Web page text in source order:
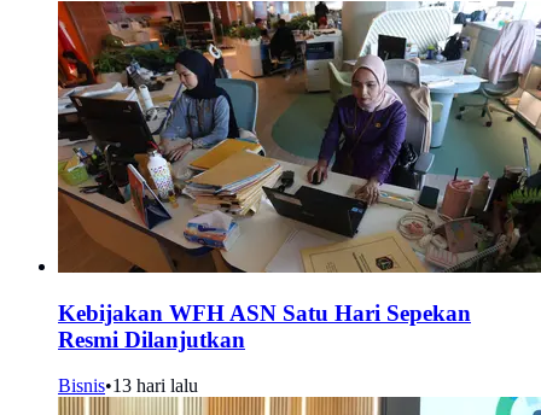
Kebijakan WFH ASN Satu Hari Sepekan
Resmi Dilanjutkan
Bisnis•13 hari lalu